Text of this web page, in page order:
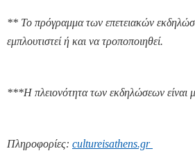
** Το πρόγραμμα των επετειακών
εμπλουτιστεί ή και να τροποποιηθεί.
***Η πλειονότητα των εκδηλώσεων είναι
Πληροφορίες: cultureisathens.gr